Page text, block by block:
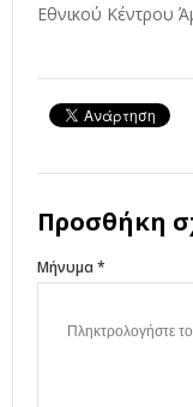
Εθνικού Κέντρου
Προσθήκη
Μήνυμα *